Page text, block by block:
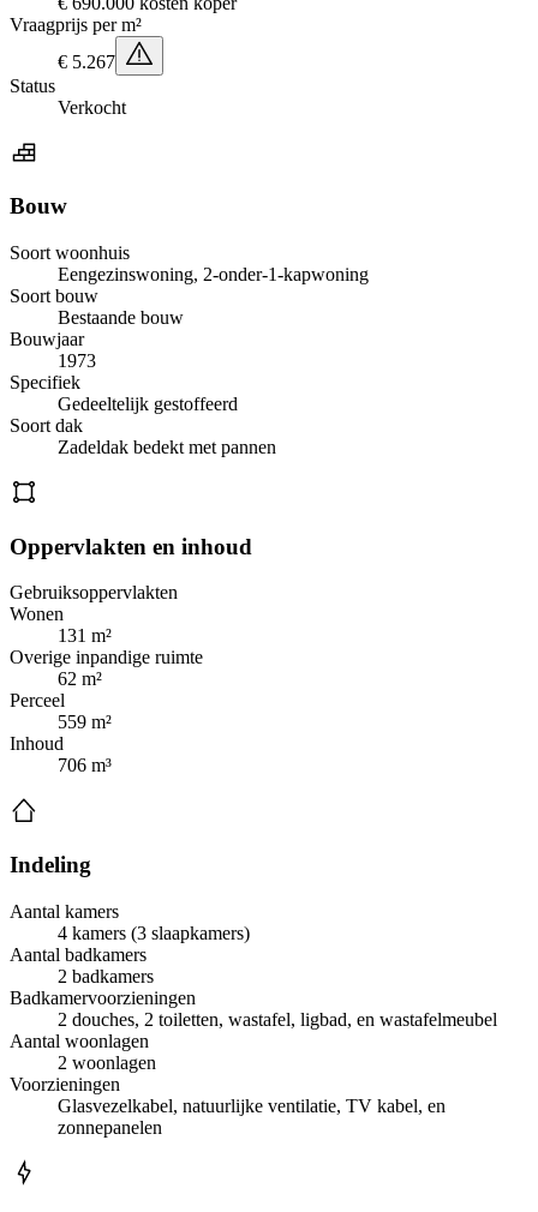
Vraagprijs per m²
€ 5.267
Status
Verkocht
Bouw
Soort woonhuis
Eengezinswoning, 2-onder-1-kapwoning
Soort bouw
Bestaande bouw
Bouwjaar
1973
Specifiek
Gedeeltelijk gestoffeerd
Soort dak
Zadeldak bedekt met pannen
Oppervlakten en inhoud
Gebruiksoppervlakten
Wonen
131 m²
Overige inpandige ruimte
62 m²
Perceel
559 m²
Inhoud
706 m³
Indeling
Aantal kamers
4 kamers (3 slaapkamers)
Aantal badkamers
2 badkamers
Badkamervoorzieningen
2 douches, 2 toiletten, wastafel, ligbad, en wastafelmeubel
Aantal woonlagen
2 woonlagen
Voorzieningen
Glasvezelkabel, natuurlijke ventilatie, TV kabel, en
zonnepanelen